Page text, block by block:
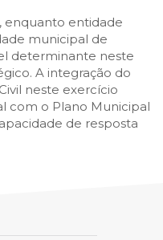
enquanto entidade
municipal de
determinante neste
A integração do
neste exercício
com o Plano Municipal
de resposta